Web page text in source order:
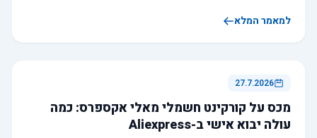
למאמר המלא
27.7.2026
מכס על קורקינט חשמלי מאלי אקספרס: כמה
עולה יבוא אישי ב-Aliexpress